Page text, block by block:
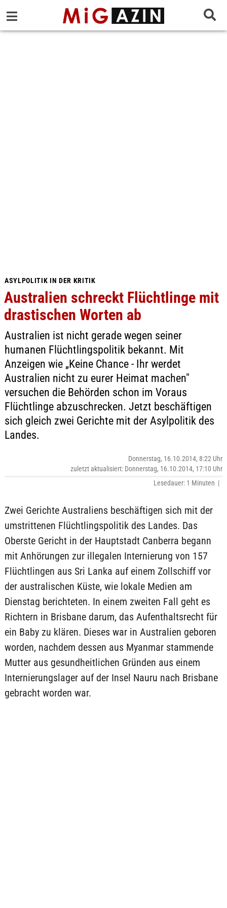
ASYLPOLITIK IN DER KRITIK
Australien schreckt Flüchtlinge mit
drastischen Worten ab
Australien ist nicht gerade wegen seiner
humanen Flüchtlingspolitik bekannt. Mit
Anzeigen wie „Keine Chance - Ihr werdet
Australien nicht zu eurer Heimat machen"
versuchen die Behörden schon im Voraus
Flüchtlinge abzuschrecken. Jetzt beschäftigen
sich gleich zwei Gerichte mit der Asylpolitik des
Landes.
Donnerstag, 16.10.2014, 8:22 Uhr
zuletzt aktualisiert: Donnerstag, 16.10.2014, 17:10 Uhr
Lesedauer: 1 Minuten |
Zwei Gerichte Australiens beschäftigen sich mit der
umstrittenen Flüchtlingspolitik des Landes. Das
Oberste Gericht in der Hauptstadt Canberra begann
mit Anhörungen zur illegalen Internierung von 157
Flüchtlingen aus Sri Lanka auf einem Zollschiff vor
der australischen Küste, wie lokale Medien am
Dienstag berichteten. In einem zweiten Fall geht es
Richtern in Brisbane darum, das Aufenthaltsrecht für
ein Baby zu klären. Dieses war in Australien geboren
worden, nachdem dessen aus Myanmar stammende
Mutter aus gesundheitlichen Gründen aus einem
Internierungslager auf der Insel Nauru nach Brisbane
gebracht worden war.